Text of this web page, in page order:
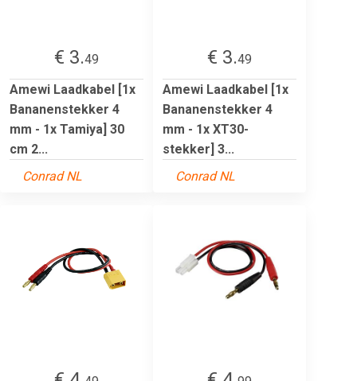
€ 3.49
Amewi Laadkabel [1x
Bananenstekker 4
mm - 1x Tamiya] 30
cm 2...
Conrad NL
€ 3.49
Amewi Laadkabel [1x
Bananenstekker 4
mm - 1x XT30-
stekker] 3...
Conrad NL